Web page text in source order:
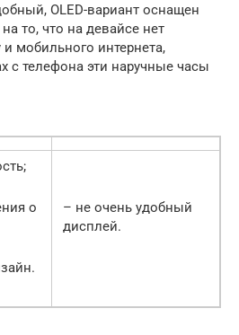
OLED-вариант оснащен
то, что на девайсе нет
мобильного интернета,
с телефона эти наручные часы
о
– не очень удобный
дисплей.